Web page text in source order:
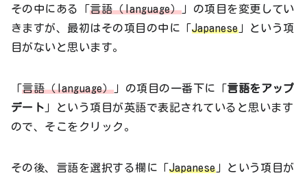
その中にある「言語（language） 」の項目を変更してい
きますが、最初はその項目の中に「Japanese」という項
目がないと思います。
「言語（language） 」の項目の一番下に「言語をアップ
デート 」という項目が英語で表記されていると思います
ので、そこをクリック。
その後、言語を選択する欄に「Japanese」という項目が